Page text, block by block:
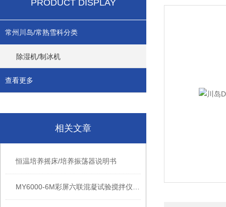
PRODUCT DISPLAY
常州川岛/常熟雪科分类
除湿机/制冰机
查看更多
相关文章
恒温培养摇床/培养振荡器说明书